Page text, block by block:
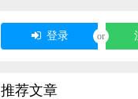
登录 or
推荐文章